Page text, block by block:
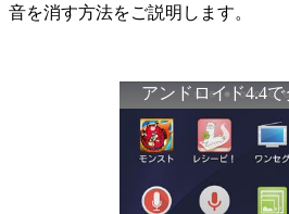
音を消す方法をご説明します。